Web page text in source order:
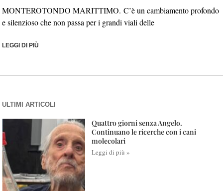
MONTEROTONDO MARITTIMO. C’è un cambiamento profondo
e silenzioso che non passa per i grandi viali delle
LEGGI DI PIÙ
ULTIMI ARTICOLI
Quattro giorni senza Angelo.
Continuano le ricerche con i cani
molecolari
Leggi di più »